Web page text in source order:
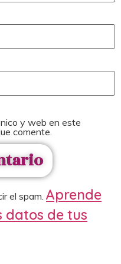
y web en este
comente.
el spam. Aprende
datos de tus